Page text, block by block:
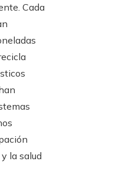
Cada
la salud